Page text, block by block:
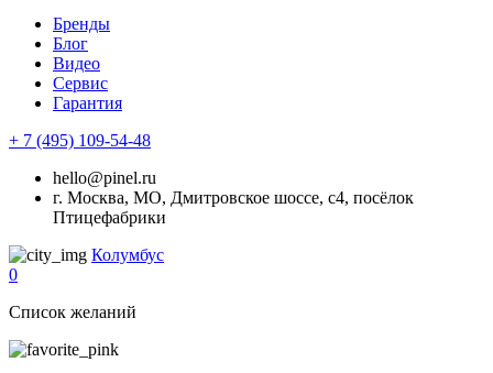
Бренды
Блог
Видео
Сервис
Гарантия
+ 7 (495) 109-54-48
hello@pinel.ru
г. Москва, МО, Дмитровское шоссе, с4, посёлок
Птицефабрики
Колумбус
0
Список желаний